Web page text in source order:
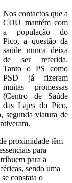
Nos contactos que a
CDU mantém com
a população do
Pico, a questão da
saúde nunca deixa
de ser referida.
Tanto o PS como
PSD já fizeram
muitas promessas
(Centro de Saúde
das Lajes do Pico,
segunda viatura de
proximidade têm
para
para a
sendo uma
constata o